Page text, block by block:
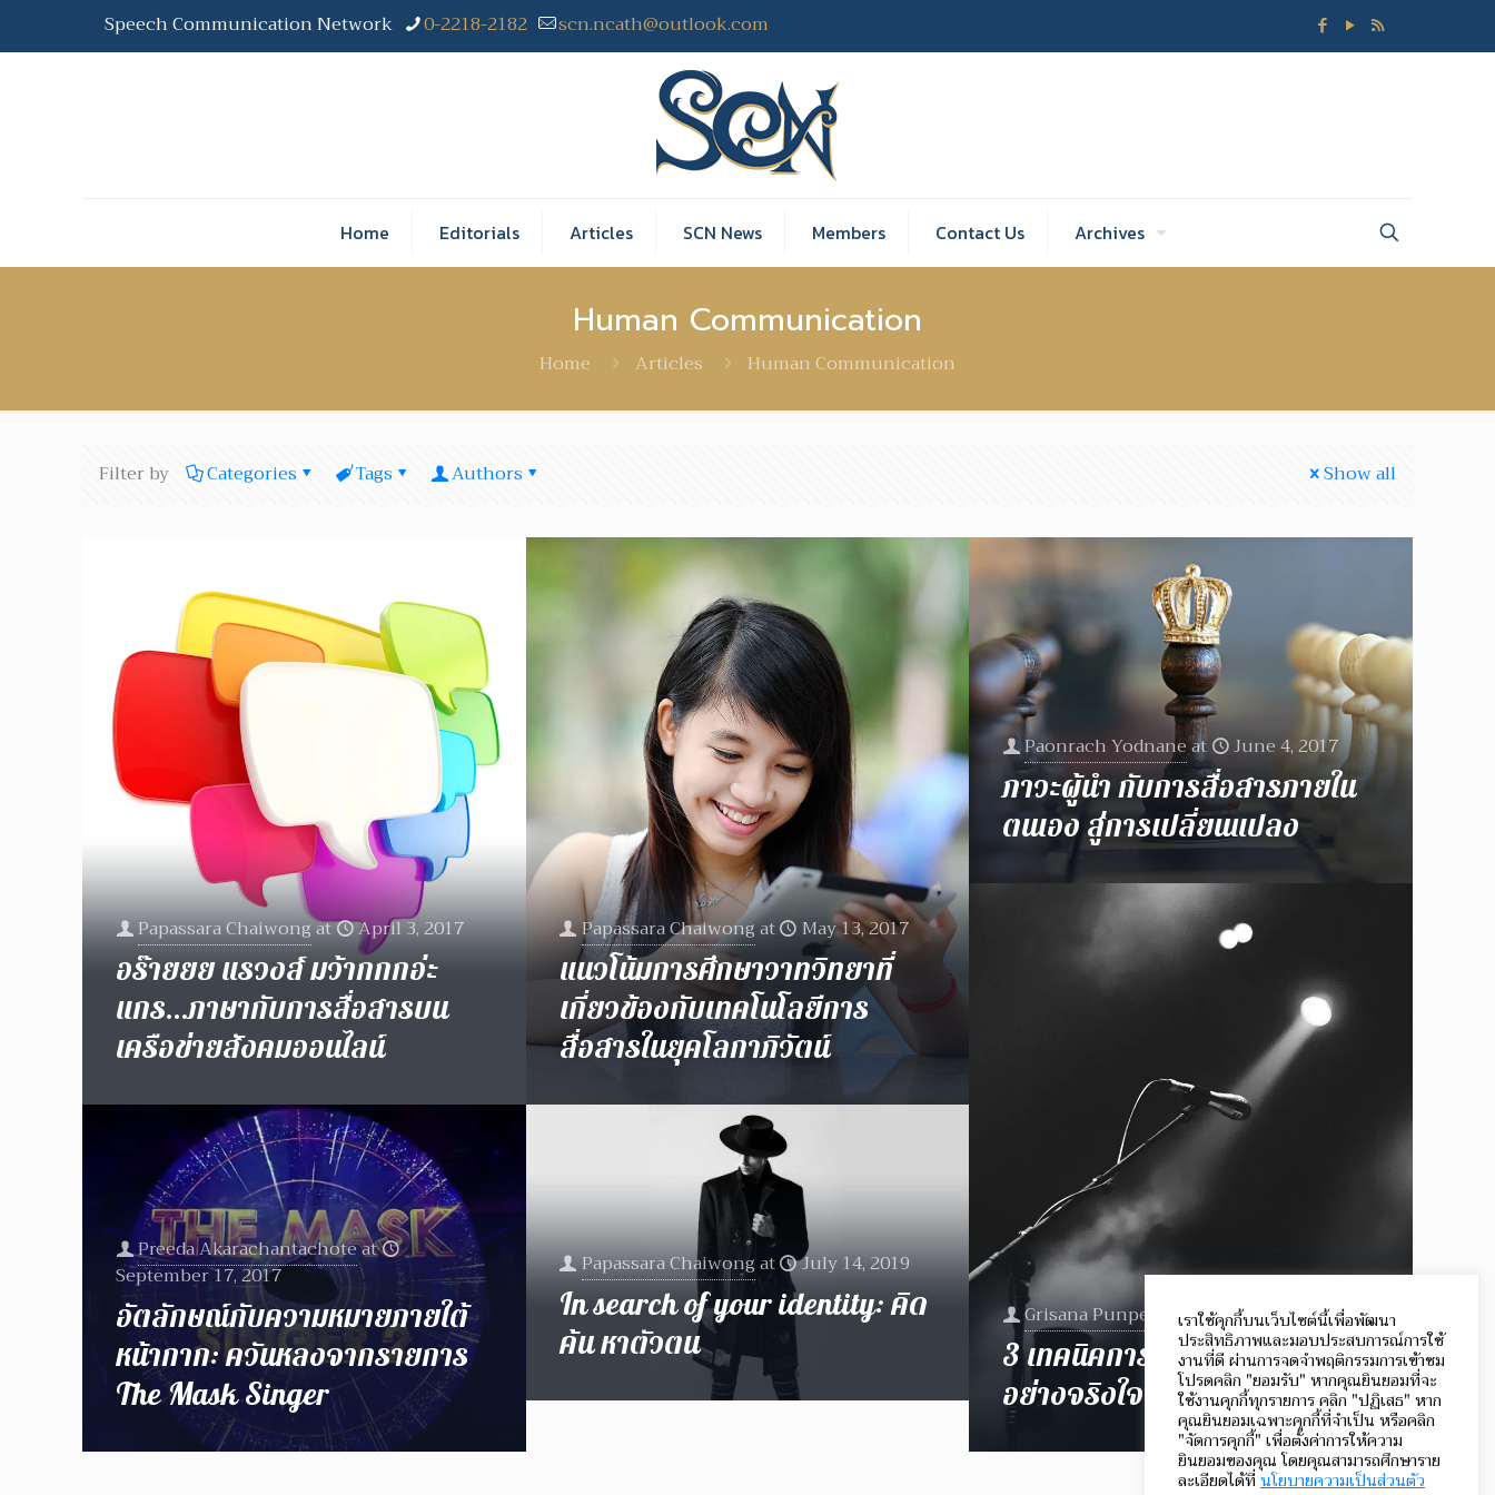
Speech Communication Network 0-2218-2182 scn.ncath@outlook.com
Home Editorials Articles SCN News Members Contact Us Archives
Human Communication
Home Articles Human Communication
Filter by Categories Tags Authors Show all
Papassara Chaiwongat April 3, 2017
อร๊ายยย แรวงส์ มว้ากกกอ่ะ
แกร…ภาษากับการสื่อสารบน
เครือข่ายสังคมออนไลน์
Papassara Chaiwongat May 13, 2017
แนวโน้มการศึกษาวาทวิทยาที่
เกี่ยวข้องกับเทคโนโลยีการ
สื่อสารในยุคโลกาภิวัตน์
Paonrach Yodnaneat June 4, 2017
ภาวะผู้นำ กับการสื่อสารภายใน
ตนเอง สู่การเปลี่ยนแปลง
Grisana Punpeng at August 14, 2017
3 เทคนิคการแสดง เพื่อการฟัง
อย่างจริงใจ
Preeda Akarachantachoteat
September 17, 2017
อัตลักษณ์กับความหมายภายใต้
หน้ากาก: ควันหลงจากรายการ
The Mask Singer
Papassara Chaiwongat July 14, 2019
In search of your identity: คิด
ค้น หาตัวตน
เราใช้คุกกี้บนเว็บไซต์นี้เพื่อพัฒนา
ประสิทธิภาพและมอบประสบการณ์การใช้
งานที่ดี ผ่านการจดจำพฤติกรรมการเข้าชม
โปรดคลิก "ยอมรับ" หากคุณยินยอมที่จะ
ใช้งานคุกกี้ทุกรายการ คลิก "ปฏิเสธ" หาก
คุณยินยอมเฉพาะคุกกี้ที่จำเป็น หรือคลิก
"จัดการคุกกี้" เพื่อตั้งค่าการให้ความ
ยินยอมของคุณ โดยคุณสามารถศึกษาราย
ละเอียดได้ที่นโยบายความเป็นส่วนตัว